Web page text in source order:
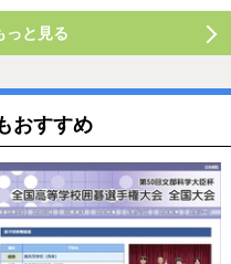
っと見る
おすすめ